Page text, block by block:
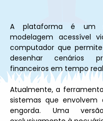
A plataforma é um
modelagem acessível
computador que
desenhar cenários
financeiros em tempo
Atualmente, a
sistemas que envolvem
engorda. Uma